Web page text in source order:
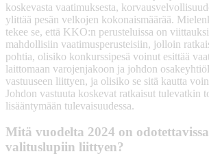
koskevasta vaatimuksesta,
ylittää pesän velkojen kokonaismäärää.
tekee se, että KKO:n perusteluissa on
mahdollisiin vaatimusperusteisiin, jolloin
pohtia, olisiko konkurssipesä voinut esittää
laittomaan varojenjakoon ja johdon
vastuuseen liittyen, ja olisiko se sitä kautta
Johdon vastuuta koskevat ratkaisut tulevatkin
lisääntymään tulevaisuudessa.
Mitä vuodelta 2024 on
valituslupiin liittyen?